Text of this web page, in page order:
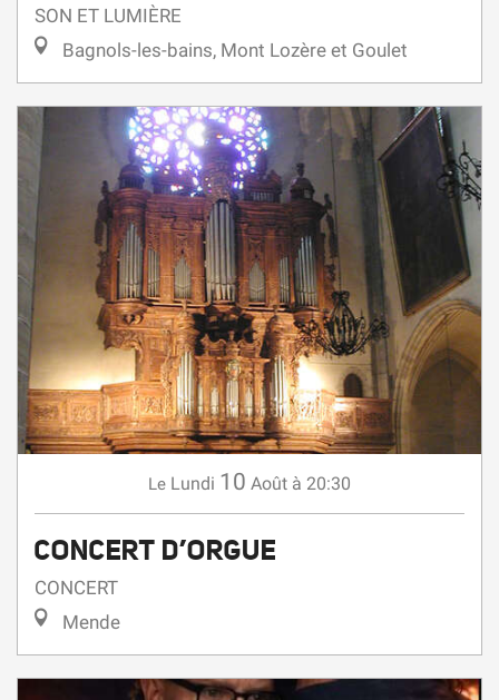
SON ET LUMIÈRE
Bagnols-les-bains, Mont Lozère et Goulet
Le Lundi 10 Août à 20:30
CONCERT D’ORGUE
CONCERT
Mende